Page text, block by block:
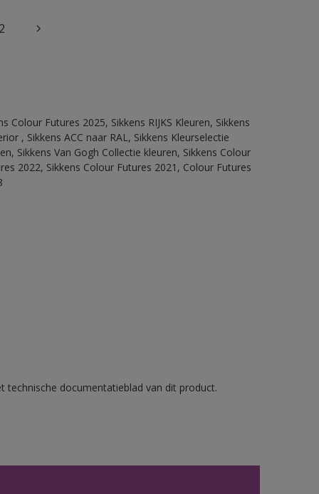
2
Colour Futures 2025, Sikkens RIJKS Kleuren, Sikkens
, Sikkens ACC naar RAL, Sikkens Kleurselectie
Sikkens Van Gogh Collectie kleuren, Sikkens Colour
2022, Sikkens Colour Futures 2021, Colour Futures
technische documentatieblad van dit product.